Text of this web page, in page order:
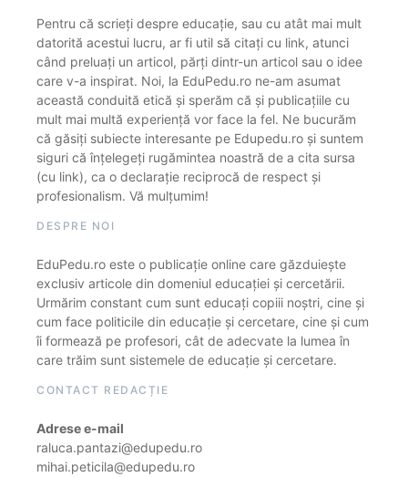
Pentru că scrieți despre educație, sau cu atât mai mult
datorită acestui lucru, ar fi util să citați cu link, atunci
când preluați un articol, părți dintr-un articol sau o idee
care v-a inspirat. Noi, la EduPedu.ro ne-am asumat
această conduită etică și sperăm că și publicațiile cu
mult mai multă experiență vor face la fel. Ne bucurăm
că găsiți subiecte interesante pe Edupedu.ro și suntem
siguri că înțelegeți rugămintea noastră de a cita sursa
(cu link), ca o declarație reciprocă de respect și
profesionalism. Vă mulțumim!
DESPRE NOI
EduPedu.ro este o publicație online care găzduiește
exclusiv articole din domeniul educației și cercetării.
Urmărim constant cum sunt educați copiii noștri, cine și
cum face politicile din educație și cercetare, cine și cum
îi formează pe profesori, cât de adecvate la lumea în
care trăim sunt sistemele de educație și cercetare.
CONTACT REDACȚIE
Adrese e-mail
raluca.pantazi@edupedu.ro
mihai.peticila@edupedu.ro